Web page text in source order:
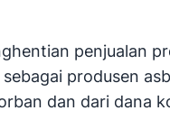
penjualan
produsen
dan dari dana